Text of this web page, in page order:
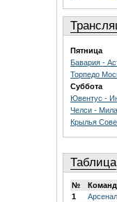
Пятница
Бавария -
Торпедо
Суббота
Ювентус -
Челси -
Крылья
Таблица
№
1
Арсенал